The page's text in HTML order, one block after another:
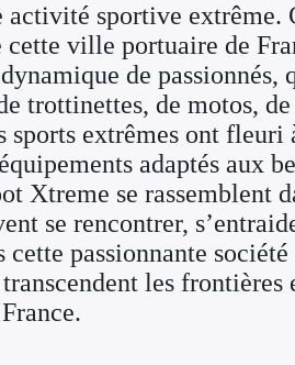
sportive extrême.
ville portuaire de
de passionnés,
trottinettes, de motos,
sports extrêmes ont fleuri
adaptés aux
Xtreme se rassemblent
se rencontrer,
passionnante
les frontières